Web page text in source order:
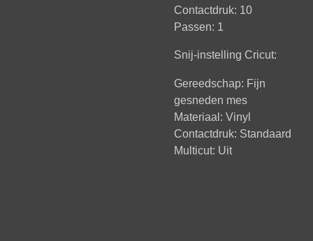
Contactdruk: 10
Passen: 1
Snij-instelling Cricut:
Gereedschap: Fijn
gesneden mes
Materiaal: Vinyl
Contactdruk: Standaard
Multicut: Uit